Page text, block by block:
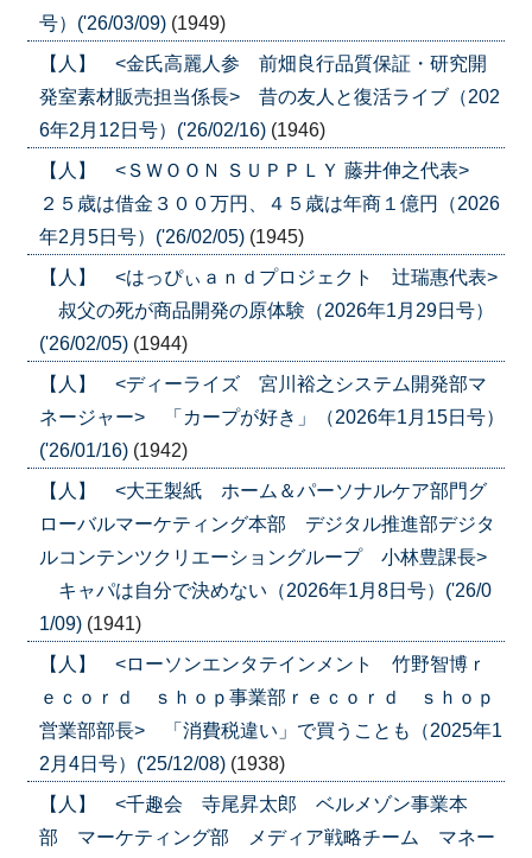
号）('26/03/09) (1949)
【人】 <金氏高麗人参 前畑良行品質保証・研究開
発室素材販売担当係長> 昔の友人と復活ライブ（202
6年2月12日号）('26/02/16) (1946)
【人】 <ＳＷＯＯＮ ＳＵＰＰＬＹ 藤井伸之代表>
２５歳は借金３００万円、４５歳は年商１億円（2026
年2月5日号）('26/02/05) (1945)
【人】 <はっぴぃａｎｄプロジェクト 辻瑞惠代表>
叔父の死が商品開発の原体験（2026年1月29日号）
('26/02/05) (1944)
【人】 <ディーライズ 宮川裕之システム開発部マ
ネージャー> 「カープが好き」（2026年1月15日号）
('26/01/16) (1942)
【人】 <大王製紙 ホーム＆パーソナルケア部門グ
ローバルマーケティング本部 デジタル推進部デジタ
ルコンテンツクリエーショングループ 小林豊課長>
キャパは自分で決めない（2026年1月8日号）('26/0
1/09) (1941)
【人】 <ローソンエンタテインメント 竹野智博ｒ
ｅｃｏｒｄ ｓｈｏｐ事業部ｒｅｃｏｒｄ ｓｈｏｐ
営業部部長> 「消費税違い」で買うことも（2025年1
2月4日号）('25/12/08) (1938)
【人】 <千趣会 寺尾昇太郎 ベルメゾン事業本
部 マーケティング部 メディア戦略チーム マネー